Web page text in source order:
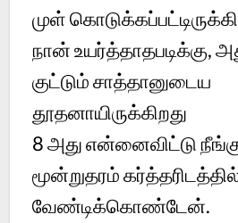
முள்
நான் உயர்த்தாதபடிக்கு,
குட்டும் சாத்தானுடைய
தூதனாயிருக்கிறது
8அது என்னைவிட்டு
மூன்றுதரம்
வேண்டிக்கொண்டேன்.